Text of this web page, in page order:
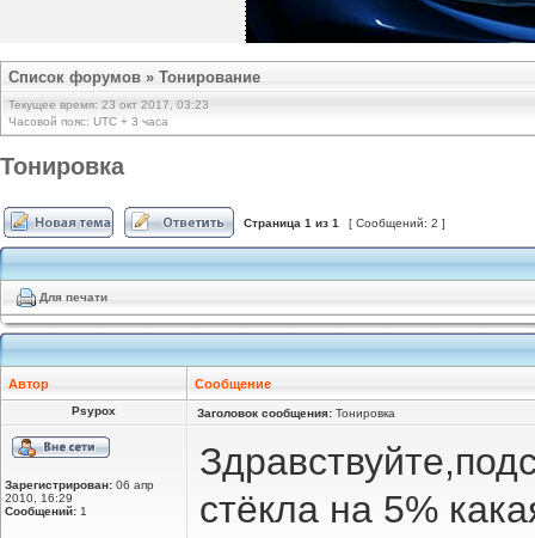
Список форумов » Тонирование
Текущее время: 23 окт 2017, 03:23
Часовой пояс: UTC + 3 часа
Тонировка
Страница 1 из 1 [ Сообщений: 2 ]
Для печати
Автор Сообщение
Psypox Заголовок сообщения: Тонировка
Зарегистрирован: 06 апр
2010, 16:29
Сообщений: 1
стёкла на 5%